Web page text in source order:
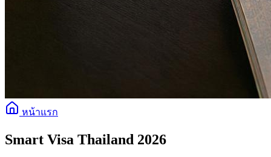
หน้าแรก
Smart Visa Thailand 2026